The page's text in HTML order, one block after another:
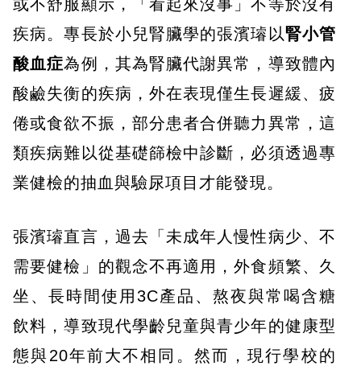
或不舒服顯示，「看起來沒事」不等於沒有
疾病。專長於小兒腎臟學的張濱璿以腎小管
酸血症為例，其為腎臟代謝異常，導致體內
酸鹼失衡的疾病，外在表現僅生長遲緩、疲
倦或食欲不振，部分患者合併聽力異常，這
類疾病難以從基礎篩檢中診斷，必須透過專
業健檢的抽血與驗尿項目才能發現。
張濱璿直言，過去「未成年人慢性病少、不
需要健檢」的觀念不再適用，外食頻繁、久
坐、長時間使用3C產品、熬夜與常喝含糖
飲料，導致現代學齡兒童與青少年的健康型
態與20年前大不相同。然而，現行學校的